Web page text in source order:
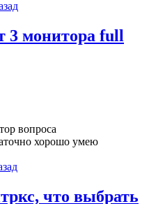
3 монитора full
вопроса
хорошо умею
что выбрать